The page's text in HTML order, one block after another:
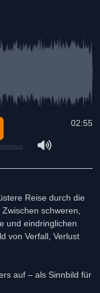
02:55
Reise durch die
schweren,
und eindringlichen
von Verfall, Verlust
auf – als Sinnbild für
und